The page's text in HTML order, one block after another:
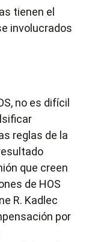
tienen el
involucrados
no es difícil
reglas de la
que creen
de HOS
R. Kadlec
por